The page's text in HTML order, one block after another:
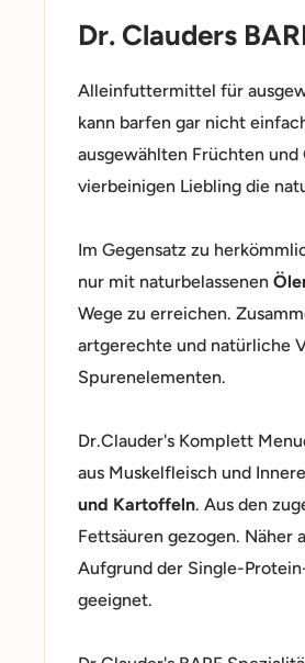
Dr. Clauders
Alleinfuttermittel für
kann barfen gar nicht
ausgewählten Früchten
vierbeinigen Liebling die
Im Gegensatz zu
nur mit naturbelassenen
Wege zu erreichen.
artgerechte und natürliche
Spurenelementen.
Dr.Clauder's Komplett
aus Muskelfleisch und
und Kartoffeln. Aus den
Fettsäuren gezogen. Näher
Aufgrund der Single-
geeignet.